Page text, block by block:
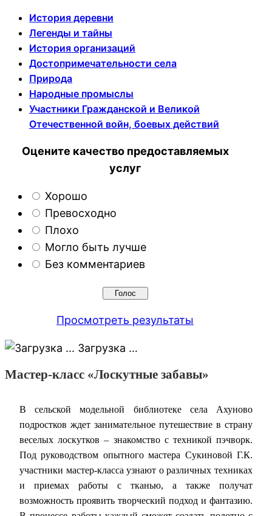
История деревни
Легенды и тайны
История организаций
Достопримечательности села
Природа
Народные промыслы
Участники Гражданской и Великой
Отечественной войн, боевых действий
Оцените качество предоставляемых
услуг
Хорошо
Превосходно
Плохо
Могло быть лучше
Без комментариев
Просмотреть результаты
Загрузка …
Мастер-класс «Лоскутные забавы»
В сельской модельной библиотеке села Ахуново
подростков ждет занимательное путешествие в страну
веселых лоскутков – знакомство с техникой пэчворк.
Под руководством опытного мастера Сукиновой Г.К.
участники мастер-класса узнают о различных техниках
и приемах работы с тканью, а также получат
возможность проявить творческий подход и фантазию.